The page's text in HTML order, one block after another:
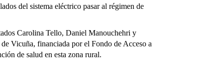
del sistema eléctrico pasar al régimen de
Carolina Tello, Daniel Manouchehri y
Vicuña, financiada por el Fondo de Acceso a
de salud en esta zona rural.